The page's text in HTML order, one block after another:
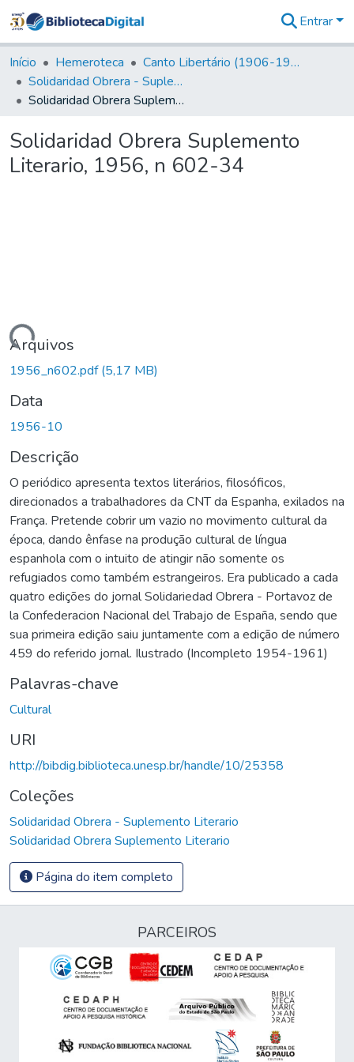
&
Coleções
Tudo na
Biblioteca
Estatísticas
Entrar
Início Hemeroteca
Canto Libertário (1906-1995)
Solidaridad Obrera - Suplemento Literario
Solidaridad Obrera Suplemento Literario, 1956, n 602-34
Solidaridad Obrera Suplemento
Literario, 1956, n 602-34
Arquivos
1956_n602.pdf(5,17 MB)
Data
1956-10
Descrição
O periódico apresenta textos literários, filosóficos,
direcionados a trabalhadores da CNT da Espanha, exilados na
França. Pretende cobrir um vazio no movimento cultural da
época, dando ênfase na produção cultural de língua
espanhola com o intuito de atingir não somente os
refugiados como também estrangeiros. Era publicado a cada
quatro edições do jornal Solidariedad Obrera - Portavoz de
la Confederacion Nacional del Trabajo de España, sendo que
sua primeira edição saiu juntamente com a edição de número
459 do referido jornal. Ilustrado (Incompleto 1954-1961)
Palavras-chave
Cultural
URI
http://bibdig.biblioteca.unesp.br/handle/10/25358
Coleções
Solidaridad Obrera - Suplemento Literario
Solidaridad Obrera Suplemento Literario
Página do item completo
PARCEIROS